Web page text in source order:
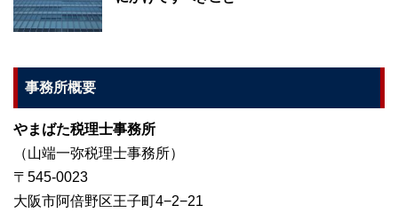
事務所概要
やまばた税理士事務所
（山端一弥税理士事務所）
〒545-0023
大阪市阿倍野区王子町4−2−21